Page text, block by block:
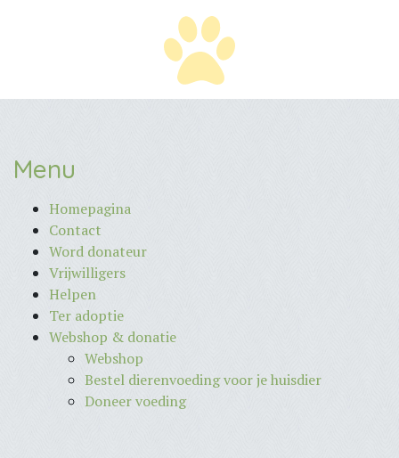
Menu
Homepagina
Contact
Word donateur
Vrijwilligers
Helpen
Ter adoptie
Webshop & donatie
Webshop
Bestel dierenvoeding voor je huisdier
Doneer voeding